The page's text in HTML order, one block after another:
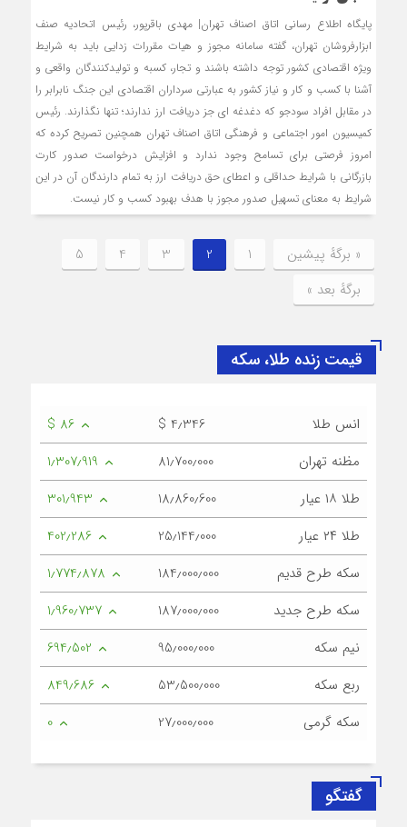
پایگاه اطلاع رسانی اتاق اصناف تهران| مهدی باقرپور، رئیس اتحادیه صنف
ابزارفروشان تهران، گفته سامانه مجوز و هیات مقررات زدایی باید به شرایط
ویژه اقتصادی کشور توجه داشته باشند و تجار، کسبه و تولیدکنندگان واقعی و
آشنا با کسب و کار و نیاز کشور به عبارتی سرداران اقتصادی این جنگ نابرابر را
در مقابل افراد سودجو که دغدغه ای جز دریافت ارز ندارند؛ تنها نگذارند. رئیس
کمیسیون امور اجتماعی و فرهنگی اتاق اصناف تهران همچنین تصریح کرده که
امروز فرصتی برای تسامح وجود ندارد و افزایش درخواست صدور کارت
بازرگانی با شرایط حداقلی و اعطای حق دریافت ارز به تمام دارندگان آن در این
شرایط به معنای تسهیل صدور مجوز با هدف بهبود کسب و کار نیست.
« برگه‌ٔ پیشین 1
2
3
4
5
برگهٔ بعد »
قیمت زنده طلا، سکه
انس طلا $ 4٫346
$ 86
مظنه تهران
81٫700٫000
1٫307٫919
طلا ۱۸ عیار
18٫860٫600
301٫943
طلا ۲۴ عیار
25٫144٫000
402٫286
سکه طرح قدیم
184٫000٫000
1٫774٫878
سکه طرح جدید
187٫000٫000
1٫960٫737
نیم سکه
95٫000٫000
694٫502
ربع سکه
53٫500٫000
849٫686
سکه گرمی
27٫000٫000 0
گفتگو